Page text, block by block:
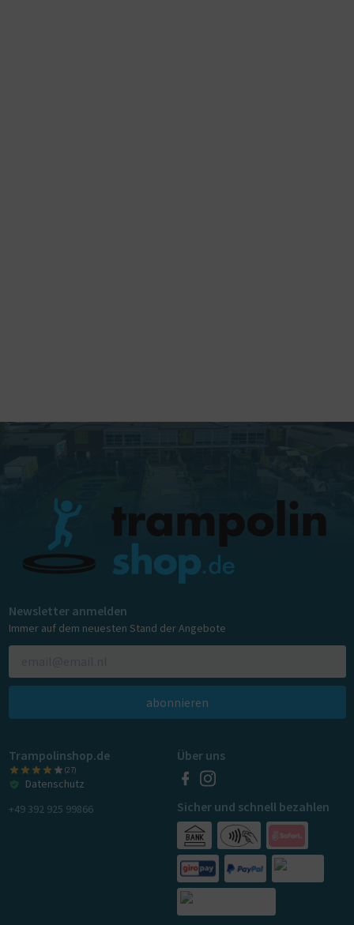
Newsletter anmelden
Immer auf dem neuesten Stand der Angebote
abonnieren
Trampolinshop.de
(27)
Datenschutz
+49 392 925 99866
Über uns
Sicher und schnell bezahlen